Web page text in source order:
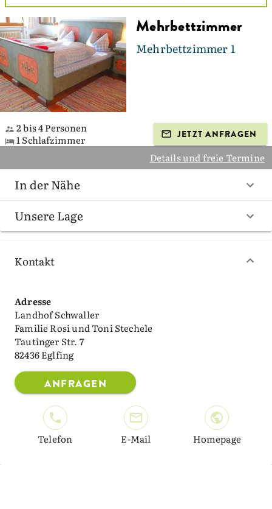
Mehrbettzimmer
Mehrbettzimmer 1
2 bis 4 Personen
1 Schlafzimmer
JETZT ANFRAGEN
Details und freie Termine
In der Nähe
Unsere Lage
Kontakt
Adresse
Landhof Schwaller
Familie Rosi und Toni Stechele
Tautinger Str. 7
82436 Eglfing
ANFRAGEN
Telefon E-Mail Homepage